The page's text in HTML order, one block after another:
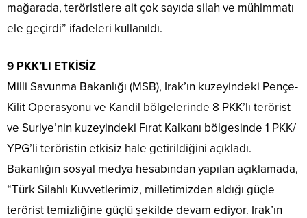
mağarada, teröristlere ait çok sayıda silah ve mühimmatı
ele geçirdi” ifadeleri kullanıldı.
9 PKK’LI ETKİSİZ
Milli Savunma Bakanlığı (MSB), Irak’ın kuzeyindeki Pençe-
Kilit Operasyonu ve Kandil bölgelerinde 8 PKK’lı terörist
ve Suriye’nin kuzeyindeki Fırat Kalkanı bölgesinde 1 PKK/
YPG’li teröristin etkisiz hale getirildiğini açıkladı.
Bakanlığın sosyal medya hesabından yapılan açıklamada,
“Türk Silahlı Kuvvetlerimiz, milletimizden aldığı güçle
terörist temizliğine güçlü şekilde devam ediyor. Irak’ın